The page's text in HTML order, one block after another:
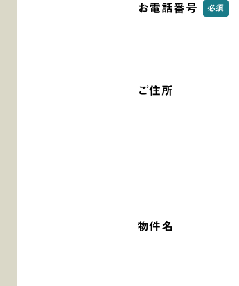
お電話番号 必須
ご住所
物件名